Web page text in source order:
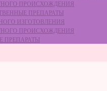
ПРОИСХОЖДЕНИЯ
ПРЕПАРАТЫ
ИЗГОТОВЛЕНИЯ
ПРОИСХОЖДЕНИЯ
ПРЕПАРАТЫ